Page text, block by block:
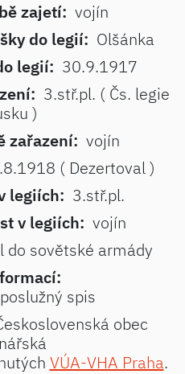
zajetí: vojín
do legií: Olšánka
legií: 30.9.1917
3.stř.pl. ( Čs. legie
)
zařazení: vojín
( Dezertoval )
legiích: 3.stř.pl.
v legiích: vojín
do sovětské armády
spis
obec
VÚA-VHA Praha.